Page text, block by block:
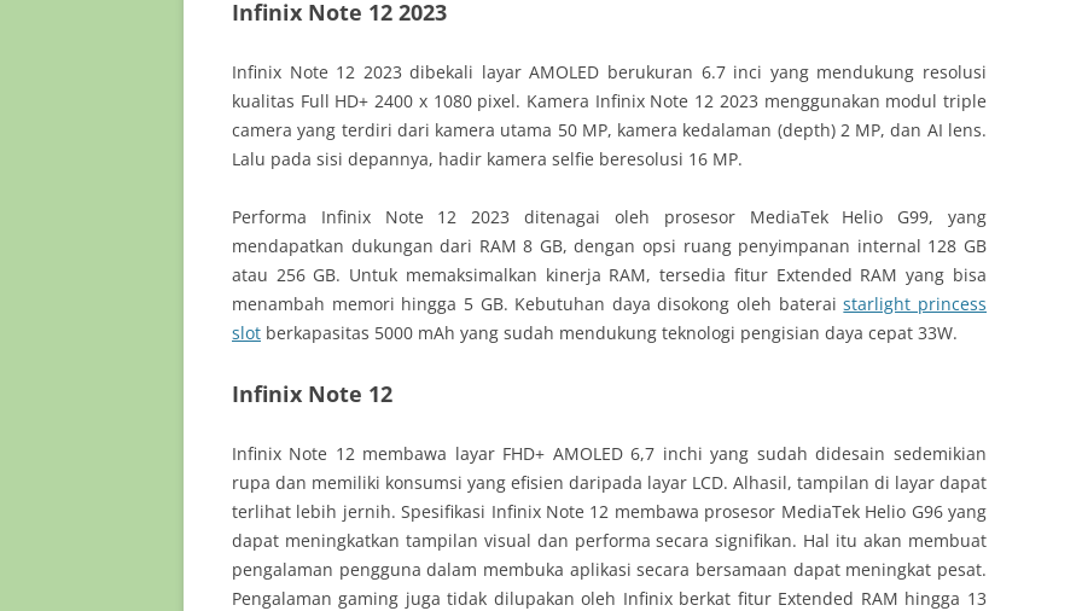
Infinix Note 12 2023
Infinix Note 12 2023 dibekali layar AMOLED berukuran 6.7 inci yang mendukung resolusi
kualitas Full HD+ 2400 x 1080 pixel. Kamera Infinix Note 12 2023 menggunakan modul triple
camera yang terdiri dari kamera utama 50 MP, kamera kedalaman (depth) 2 MP, dan AI lens.
Lalu pada sisi depannya, hadir kamera selfie beresolusi 16 MP.
Performa Infinix Note 12 2023 ditenagai oleh prosesor MediaTek Helio G99, yang
mendapatkan dukungan dari RAM 8 GB, dengan opsi ruang penyimpanan internal 128 GB
atau 256 GB. Untuk memaksimalkan kinerja RAM, tersedia fitur Extended RAM yang bisa
menambah memori hingga 5 GB. Kebutuhan daya disokong oleh bateraistarlight princess
slot berkapasitas 5000 mAh yang sudah mendukung teknologi pengisian daya cepat 33W.
Infinix Note 12
Infinix Note 12 membawa layar FHD+ AMOLED 6,7 inchi yang sudah didesain sedemikian
rupa dan memiliki konsumsi yang efisien daripada layar LCD. Alhasil, tampilan di layar dapat
terlihat lebih jernih. Spesifikasi Infinix Note 12 membawa prosesor MediaTek Helio G96 yang
dapat meningkatkan tampilan visual dan performa secara signifikan. Hal itu akan membuat
pengalaman pengguna dalam membuka aplikasi secara bersamaan dapat meningkat pesat.
Pengalaman gaming juga tidak dilupakan oleh Infinix berkat fitur Extended RAM hingga 13